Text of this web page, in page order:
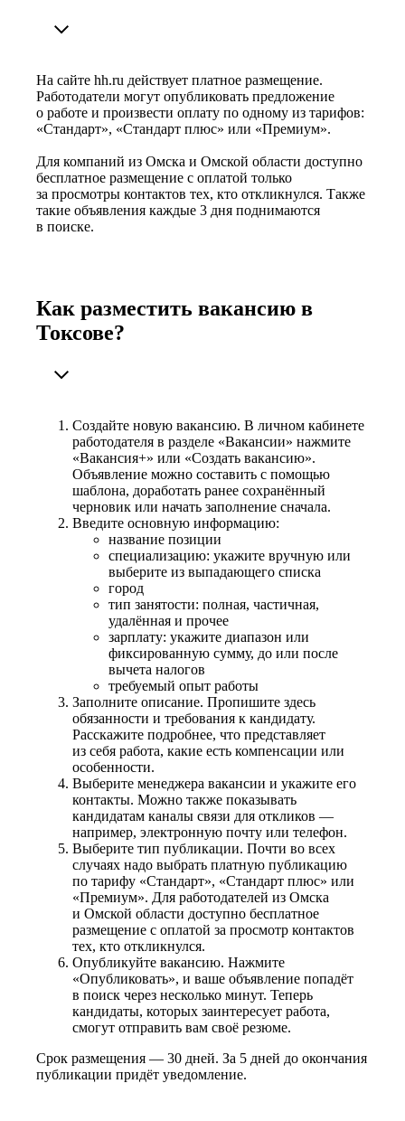
На сайте hh.ru действует платное размещение.
Работодатели могут опубликовать предложение
о работе и произвести оплату по одному из тарифов:
«Стандарт», «Стандарт плюс» или «Премиум».
Для компаний из Омска и Омской области доступно
бесплатное размещение с оплатой только
за просмотры контактов тех, кто откликнулся. Также
такие объявления каждые 3 дня поднимаются
в поиске.
Как разместить вакансию в
Токсове?
Создайте новую вакансию. В личном кабинете
работодателя в разделе «Вакансии» нажмите
«Вакансия+» или «Создать вакансию».
Объявление можно составить с помощью
шаблона, доработать ранее сохранённый
черновик или начать заполнение сначала.
Введите основную информацию:
название позиции
специализацию: укажите вручную или
выберите из выпадающего списка
город
тип занятости: полная, частичная,
удалённая и прочее
зарплату: укажите диапазон или
фиксированную сумму, до или после
вычета налогов
требуемый опыт работы
Заполните описание. Пропишите здесь
обязанности и требования к кандидату.
Расскажите подробнее, что представляет
из себя работа, какие есть компенсации или
особенности.
Выберите менеджера вакансии и укажите его
контакты. Можно также показывать
кандидатам каналы связи для откликов —
например, электронную почту или телефон.
Выберите тип публикации. Почти во всех
случаях надо выбрать платную публикацию
по тарифу «Стандарт», «Стандарт плюс» или
«Премиум». Для работодателей из Омска
и Омской области доступно бесплатное
размещение с оплатой за просмотр контактов
тех, кто откликнулся.
Опубликуйте вакансию. Нажмите
«Опубликовать», и ваше объявление попадёт
в поиск через несколько минут. Теперь
кандидаты, которых заинтересует работа,
смогут отправить вам своё резюме.
Срок размещения — 30 дней. За 5 дней до окончания
публикации придёт уведомление.